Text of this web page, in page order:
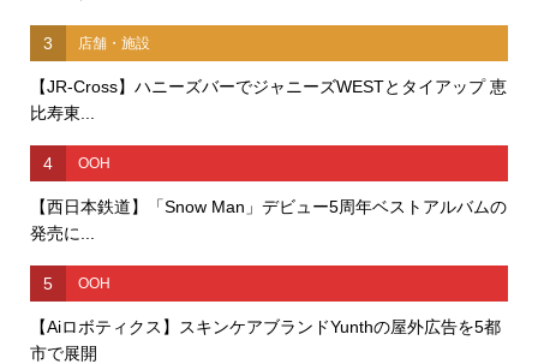
3 店舗・施設
【JR-Cross】ハニーズバーでジャニーズWESTとタイアップ 恵
比寿東...
4 OOH
【西日本鉄道】「Snow Man」デビュー5周年ベストアルバムの
発売に...
5 OOH
【Aiロボティクス】スキンケアブランドYunthの屋外広告を5都
市で展開